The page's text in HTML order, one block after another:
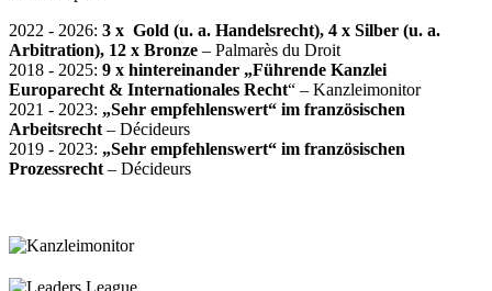
2022 - 2026: 3 x Gold (u. a. Handelsrecht), 4 x Silber (u. a.
Arbitration), 12 x Bronze – Palmarès du Droit
2018 - 2025: 9 x hintereinander „Führende Kanzlei
Europarecht & Internationales Recht“ – Kanzleimonitor
2021 - 2023: „Sehr empfehlenswert“ im französischen
Arbeitsrecht – Décideurs
2019 - 2023: „Sehr empfehlenswert“ im französischen
Prozessrecht – Décideurs